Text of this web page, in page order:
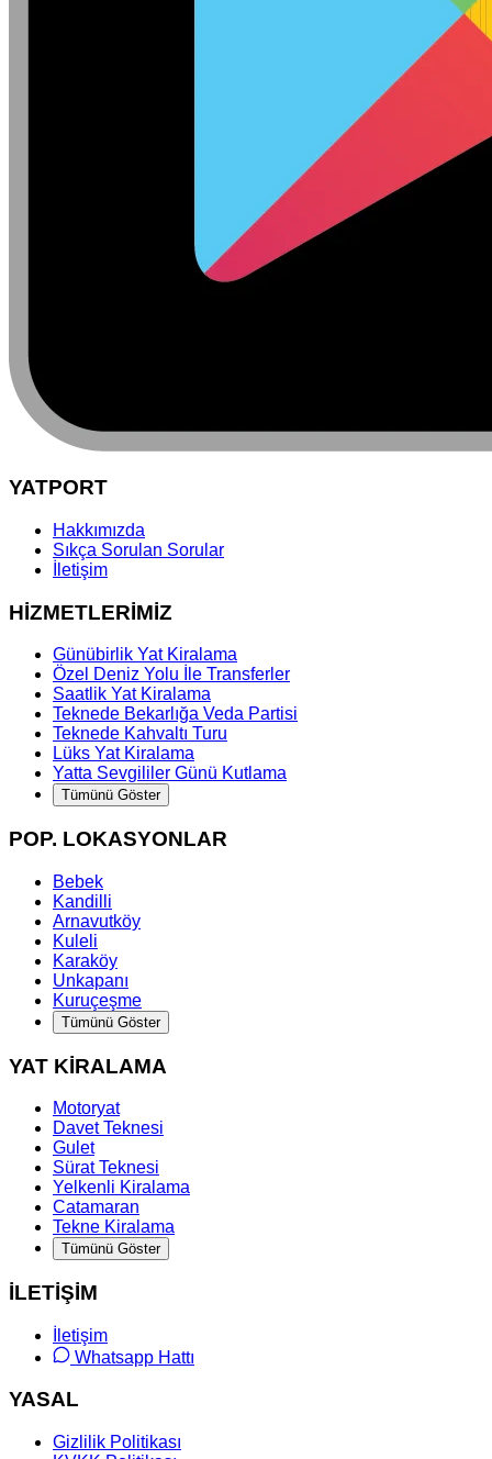
YATPORT
Hakkımızda
Sıkça Sorulan Sorular
İletişim
HİZMETLERİMİZ
Günübirlik Yat Kiralama
Özel Deniz Yolu İle Transferler
Saatlik Yat Kiralama
Teknede Bekarlığa Veda Partisi
Teknede Kahvaltı Turu
Lüks Yat Kiralama
Yatta Sevgililer Günü Kutlama
Tümünü Göster
POP. LOKASYONLAR
Bebek
Kandilli
Arnavutköy
Kuleli
Karaköy
Unkapanı
Kuruçeşme
Tümünü Göster
YAT KİRALAMA
Motoryat
Davet Teknesi
Gulet
Sürat Teknesi
Yelkenli Kiralama
Catamaran
Tekne Kiralama
Tümünü Göster
İLETİŞİM
İletişim
Whatsapp Hattı
YASAL
Gizlilik Politikası